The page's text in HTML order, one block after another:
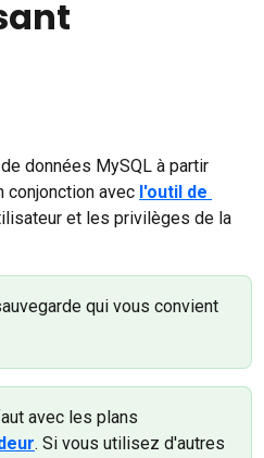
données MySQL à partir
conjonction avec l'outil de
et les privilèges de la
qui vous convient
avec les plans
. Si vous utilisez d'autres